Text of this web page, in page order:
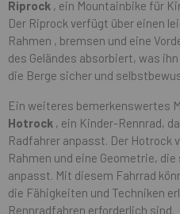
Riprock , ein Mountainbike für
Der Riprock verfügt über einen
Rahmen , bremsen und eine
des Geländes absorbiert, was
die Berge sicher und
Ein weiteres bemerkenswertes
Hotrock , ein Kinder-Rennrad,
Radfahrer anpasst. Der Hotrock
Rahmen und eine Geometrie,
anpasst. Mit diesem Fahrrad
die Fähigkeiten und Techniken
Rennradfahren erforderlich sind.